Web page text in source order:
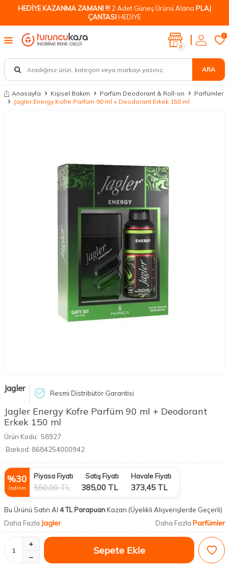
HEDİYE KAZANMA ZAMANI !!! 2 Adet Güneş Ürünü Alana PLAJ
ÇANTASIHEDİYE
ARA
0
0
Anasayfa Kişisel Bakım Parfüm Deodorant & Roll-on
Parfümler
Jagler Energy Kofre Parfüm 90 ml + Deodorant Erkek 150 ml
Jagler Resmi Distribütör Garantisi
Jagler Energy Kofre Parfüm 90 ml + Deodorant
Erkek 150 ml
Ürün Kodu: 58927
Barkod: 8684254000942
%30
İndirim
Piyasa Fiyatı
550,00TL
Satış Fiyatı
385,00 TL
Havale Fiyatı
373,45TL
Bu Ürünü Satın Al 4 TL ParapuanKazan (Üyelikli Alışverişlerde Geçerli)
Daha Fazla Jagler Daha Fazla Parfümler
Sepete Ekle